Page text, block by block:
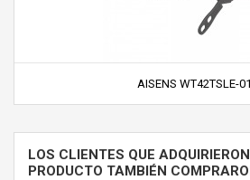
AISENS WT42TSLE-
LOS CLIENTES QUE
PRODUCTO TAMBIÉN